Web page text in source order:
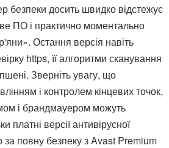
безпеки досить швидко відстежує
ПО і практично моментально
Остання версія навіть
https, її алгоритми сканування
Зверніть увагу, що
і контролем кінцевих точок,
і брандмауером можуть
платні версії антивірусної
повну безпеку з Avast Premium